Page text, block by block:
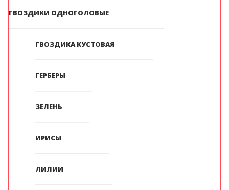
ГВОЗДИКИ ОДНОГОЛОВЫЕ
ГВОЗДИКА КУСТОВАЯ
ГЕРБЕРЫ
ЗЕЛЕНЬ
ИРИСЫ
ЛИЛИИ